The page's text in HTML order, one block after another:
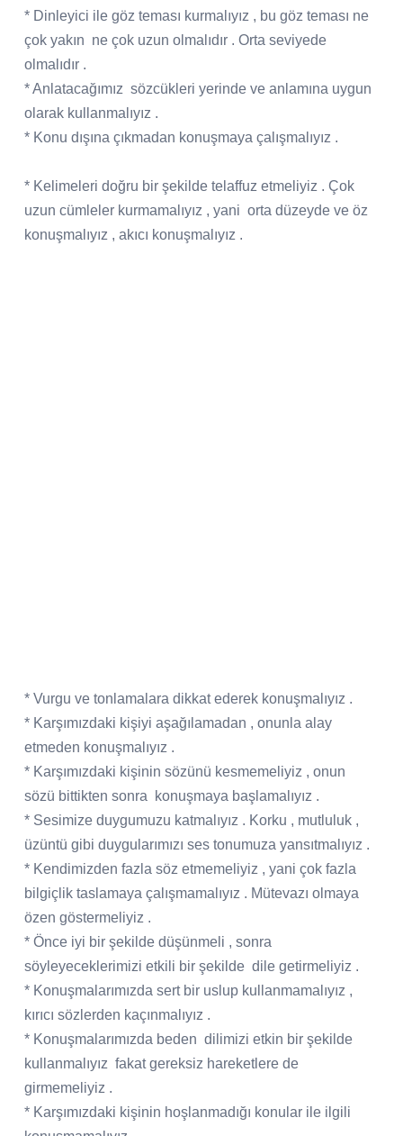
* Dinleyici ile göz teması kurmalıyız , bu göz teması ne
çok yakın ne çok uzun olmalıdır . Orta seviyede
olmalıdır .
* Anlatacağımız sözcükleri yerinde ve anlamına uygun
olarak kullanmalıyız .
* Konu dışına çıkmadan konuşmaya çalışmalıyız .
* Kelimeleri doğru bir şekilde telaffuz etmeliyiz . Çok
uzun cümleler kurmamalıyız , yani orta düzeyde ve öz
konuşmalıyız , akıcı konuşmalıyız .
* Vurgu ve tonlamalara dikkat ederek konuşmalıyız .
* Karşımızdaki kişiyi aşağılamadan , onunla alay
etmeden konuşmalıyız .
* Karşımızdaki kişinin sözünü kesmemeliyiz , onun
sözü bittikten sonra
konuşmaya başlamalıyız .
* Sesimize duygumuzu katmalıyız . Korku , mutluluk ,
üzüntü gibi duygularımızı ses tonumuza yansıtmalıyız .
* Kendimizden fazla söz etmemeliyiz , yani çok fazla
bilgiçlik taslamaya çalışmamalıyız . Mütevazı olmaya
özen göstermeliyiz .
* Önce iyi bir şekilde düşünmeli , sonra
söyleyeceklerimizi etkili bir şekilde dile getirmeliyiz .
* Konuşmalarımızda sert bir uslup kullanmamalıyız ,
kırıcı sözlerden kaçınmalıyız .
* Konuşmalarımızda beden dilimizi etkin bir şekilde
kullanmalıyız fakat gereksiz hareketlere de
girmemeliyiz .
* Karşımızdaki kişinin hoşlanmadığı konular ile ilgili